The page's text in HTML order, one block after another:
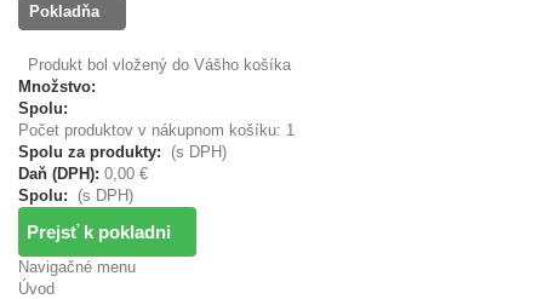
Pokladňa
Produkt bol vložený do Vášho košíka
Množstvo:
Spolu:
Počet produktov v nákupnom košíku: 1
Spolu za produkty:
(s DPH)
Daň (DPH): 0,00 €
Spolu:
(s DPH)
Prejsť k pokladni
Navigačné menu
Úvod